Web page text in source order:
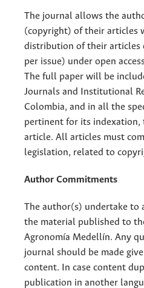
The journal allows the
(copyright) of their articles
distribution of their articles
per issue) under open
The full paper will be
Journals and Institutional
Colombia, and in all the
pertinent for its
article. All articles must
legislation, related to
Author Commitments
The author(s) undertake to
the material published to
Agronomía Medellín. Any
journal should be made
content. In case content
publication in another